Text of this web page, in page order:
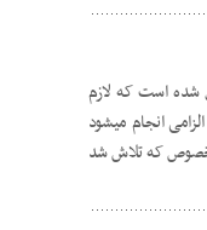
شده است که لازم
حجاب و حجاب الزامی انجام میشود
خصوص که تلاش شد